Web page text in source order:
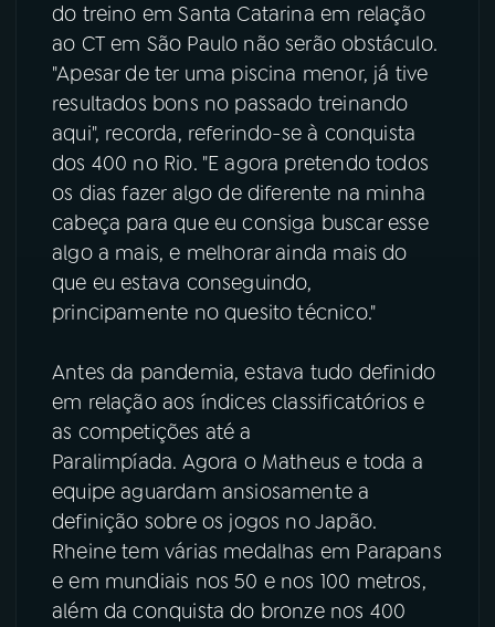
do treino em Santa Catarina em relação
ao CT em São Paulo não serão obstáculo.
"Apesar de ter uma piscina menor, já tive
resultados bons no passado treinando
aqui", recorda, referindo-se à conquista
dos 400 no Rio. "E agora pretendo todos
os dias fazer algo de diferente na minha
cabeça para que eu consiga buscar esse
algo a mais, e melhorar ainda mais do
que eu estava conseguindo,
principamente no quesito técnico."
Antes da pandemia, estava tudo definido
em relação aos índices classificatórios e
as competições até a
Paralimpíada. Agora o Matheus e toda a
equipe aguardam ansiosamente a
definição sobre os jogos no Japão.
Rheine tem várias medalhas em Parapans
e em mundiais nos 50 e nos 100 metros,
além da conquista do bronze nos 400